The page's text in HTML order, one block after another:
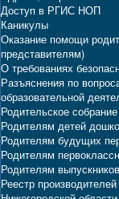
Доступ в РГИС НОП
Каникулы
Оказание помощи
представителям)
О требованиях
Разъяснения по
образовательной
Родительское собрание
Родителям детей
Родителям будущих
Родителям
Родителям выпускников
Реестр